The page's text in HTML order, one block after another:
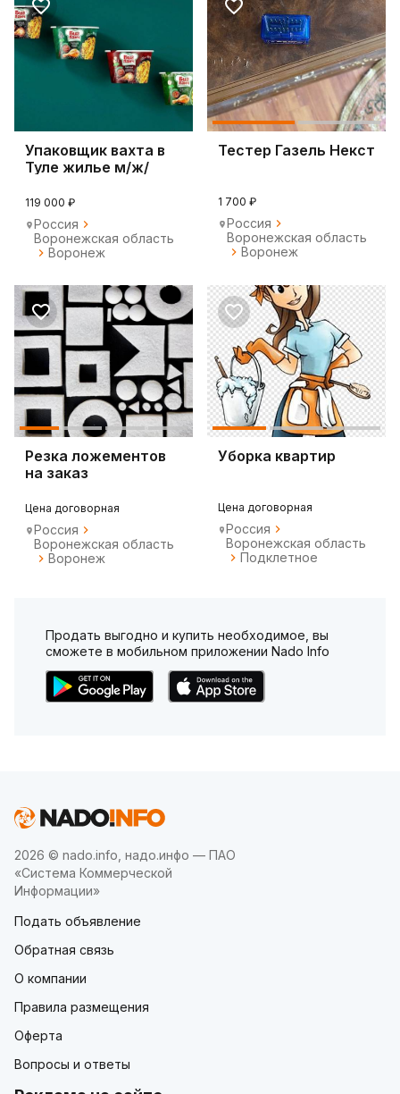
Упаковщик вахта в
Туле жилье м/ж/
119 000 ₽
Россия
Воронежская область
Воронеж
Тестер Газель Некст
1 700 ₽
Россия
Воронежская область
Воронеж
Резка ложементов
на заказ
Цена договорная
Россия
Воронежская область
Воронеж
Уборка квартир
Цена договорная
Россия
Воронежская область
Подклетное
Продать выгодно и купить необходимое, вы
сможете в мобильном приложении Nado Info
2026 © nado.info, надо.инфо — ПАО
«Система Коммерческой
Информации»
Подать объявление
Обратная связь
О компании
Правила размещения
Оферта
Вопросы и ответы